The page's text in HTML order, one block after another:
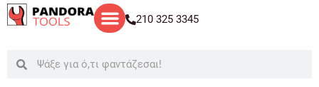
Μετάβαση
στο
210 325 3345
SearchSearch